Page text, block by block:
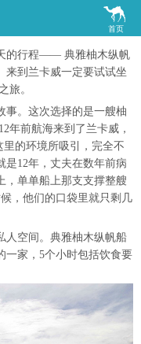

首页
的行程—— 典雅柚木纵帆
来到兰卡威一定要试试坐
旅。
事。这次选择的是一艘柚
年前航海来到了兰卡威，
的环境所吸引，完全不
是12年，丈夫在数年前病
，单单船上那支支撑整艘
，他们的口袋里就只剩几
人空间。典雅柚木纵帆船
一家，5个小时包括饮食要